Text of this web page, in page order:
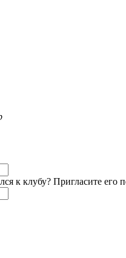
к клубу? Пригласите его